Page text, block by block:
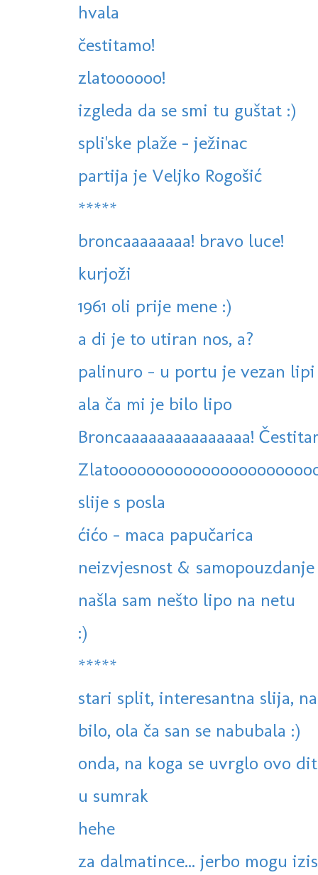
hvala
čestitamo!
zlatoooooo!
izgleda da se smi tu guštat :)
spli'ske plaže - ježinac
partija je Veljko Rogošić
*****
broncaaaaaaaa! bravo luce!
kurjoži
1961 oli prije mene :)
a di je to utiran nos, a?
palinuro - u portu je vezan lipi
ala ča mi je bilo lipo
Broncaaaaaaaaaaaaaaa!
slije s posla
ćićo - maca papučarica
neizvjesnost & samopouzdanje
našla sam nešto lipo na netu
:)
*****
stari split, interesantna slija,
bilo, ola ča san se nabubala :)
onda, na koga se uvrglo ovo
u sumrak
hehe
za dalmatince... jerbo mogu